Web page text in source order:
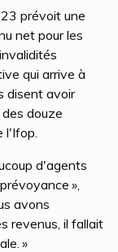
prévoit une
net pour les
qui arrive à
disent avoir
douze
l'Ifop.
d'agents
»,
avons
revenus, il fallait
»